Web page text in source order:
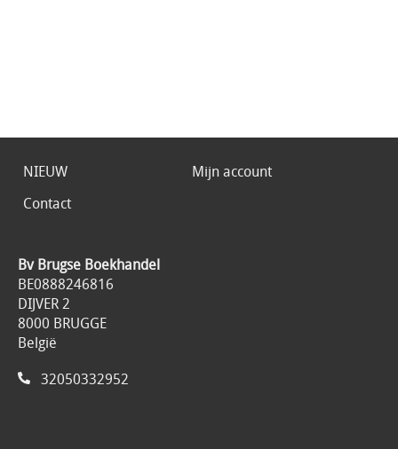
NIEUW
Mijn account
Contact
Bv Brugse Boekhandel
BE0888246816
DIJVER 2
8000 BRUGGE
België
32050332952